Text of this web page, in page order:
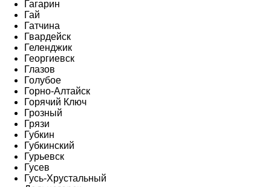
Гагарин
Гай
Гатчина
Гвардейск
Геленджик
Георгиевск
Глазов
Голубое
Горно-Алтайск
Горячий Ключ
Грозный
Грязи
Губкин
Губкинский
Гурьевск
Гусев
Гусь-Хрустальный